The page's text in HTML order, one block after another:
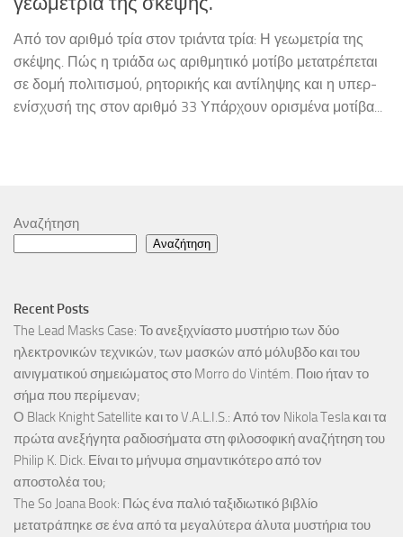
Από τον αριθμό τρία στον τριάντα τρία: Η γεωμετρία της
σκέψης. Πώς η τριάδα ως αριθμητικό μοτίβο μετατρέπεται
σε δομή πολιτισμού, ρητορικής και αντίληψης και η υπερ-
ενίσχυσή της στον αριθμό 33 Υπάρχουν ορισμένα μοτίβα...
Αναζήτηση
Αναζήτηση
Recent Posts
The Lead Masks Case: Το ανεξιχνίαστο μυστήριο των δύο
ηλεκτρονικών τεχνικών, των μασκών από μόλυβδο και του
αινιγματικού σημειώματος στο Morro do Vintém. Ποιο ήταν το
σήμα που περίμεναν;
Ο Black Knight Satellite και το V.A.L.I.S.: Από τον Nikola Tesla και τα
πρώτα ανεξήγητα ραδιοσήματα στη φιλοσοφική αναζήτηση του
Philip K. Dick. Είναι το μήνυμα σημαντικότερο από τον
αποστολέα του;
The So Joana Book: Πώς ένα παλιό ταξιδιωτικό βιβλίο
μετατράπηκε σε ένα από τα μεγαλύτερα άλυτα μυστήρια του